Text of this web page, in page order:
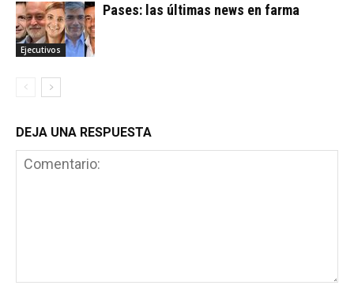
Ejecutivos
Pases: las últimas news en farma
DEJA UNA RESPUESTA